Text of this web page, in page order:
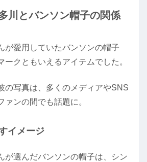
川とバンソン帽子の関係
が愛用していたバンソンの帽子
ークともいえるアイテムでした。
の写真は、多くのメディアやSNS
ァンの間でも話題に。
イメージ
が選んだバンソンの帽子は、シン